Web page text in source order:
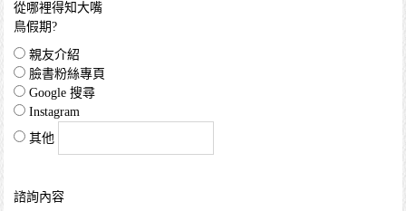
從哪裡得知大嘴
鳥假期?
親友介紹
臉書粉絲專頁
Google 搜尋
Instagram
其他
諮詢內容